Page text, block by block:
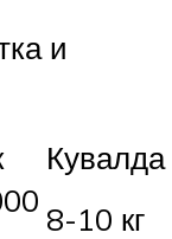
и
Кувалда
8-10 кг